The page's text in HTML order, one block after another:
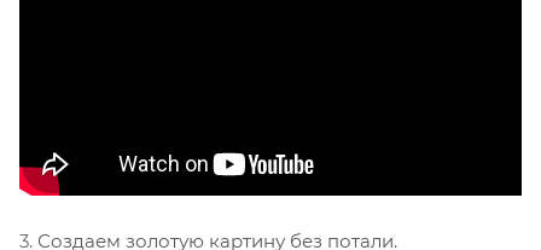
3. Создаем золотую картину без потали.